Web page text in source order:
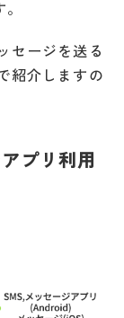
セージを送る
紹介しますの
プリ利用